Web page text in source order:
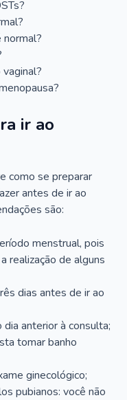
normal?
ir ao
como se preparar
antes de ir ao
são:
menstrual, pois
realização de alguns
dias antes de ir ao
anterior à consulta;
tomar banho
ginecológico;
pubianos: você não